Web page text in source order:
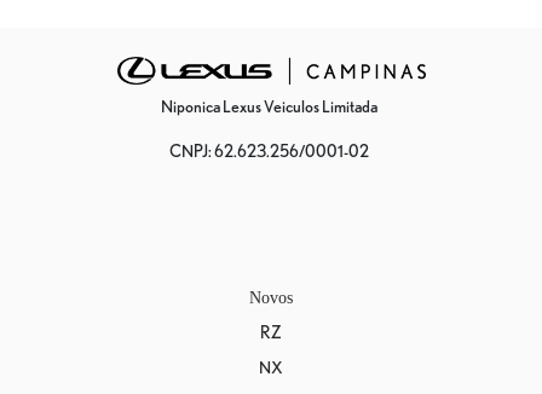
Niponica Lexus Veiculos Limitada
CNPJ: 62.623.256/0001-02
Novos
RZ
NX